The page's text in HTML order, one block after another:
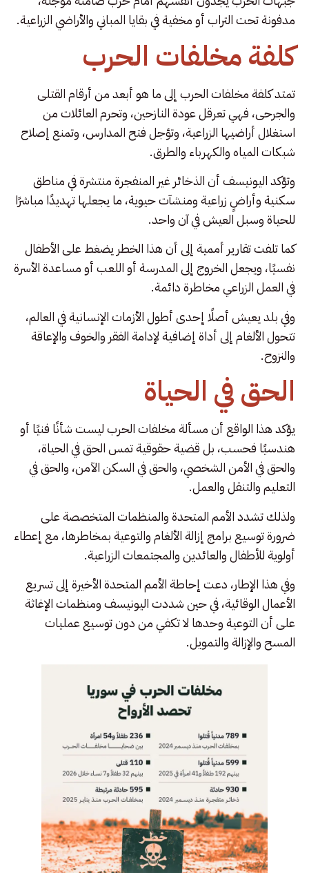
مدفونة تحت التراب أو مخفية في بقايا المباني والأراضي الزراعية.
كلفة مخلفات الحرب
تمتد كلفة مخلفات الحرب إلى ما هو أبعد من أرقام القتلى
والجرحى، فهي تعرقل عودة النازحين، وتحرم العائلات من
استغلال أراضيها الزراعية، وتؤجل فتح المدارس، وتمنع إصلاح
شبكات المياه والكهرباء والطرق.
وتؤكد اليونيسف أن الذخائر غير المنفجرة منتشرة في مناطق
سكنية وأراضٍ زراعية ومنشآت حيوية، ما يجعلها تهديدًا مباشرًا
للحياة وسبل العيش في آن واحد.
كما تلفت تقارير أممية إلى أن هذا الخطر يضغط على الأطفال
نفسيًا، ويجعل الخروج إلى المدرسة أو اللعب أو مساعدة الأسرة
في العمل الزراعي مخاطرة دائمة.
وفي بلد يعيش أصلًا إحدى أطول الأزمات الإنسانية في العالم،
تتحول الألغام إلى أداة إضافية لإدامة الفقر والخوف والإعاقة
والنزوح.
الحق في الحياة
يؤكد هذا الواقع أن مسألة مخلفات الحرب ليست شأنًا فنيًا أو
هندسيًا فحسب، بل قضية حقوقية تمس الحق في الحياة،
والحق في الأمن الشخصي، والحق في السكن الآمن، والحق في
التعليم والتنقل والعمل.
ولذلك تشدد الأمم المتحدة والمنظمات المتخصصة على
ضرورة توسيع برامج إزالة الألغام والتوعية بمخاطرها، مع إعطاء
أولوية للأطفال والعائدين والمجتمعات الزراعية.
وفي هذا الإطار، دعت إحاطة الأمم المتحدة الأخيرة إلى تسريع
الأعمال الوقائية، في حين شددت اليونيسف ومنظمات الإغاثة
على أن التوعية وحدها لا تكفي من دون توسيع عمليات
المسح والإزالة والتمويل.